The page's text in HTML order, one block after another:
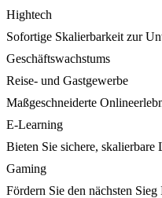
Hightech
Sofortige Skalierbarkeit zur
Geschäftswachstums
Reise- und Gastgewerbe
Maßgeschneiderte
E-Learning
Bieten Sie sichere, skalierbare
Gaming
Fördern Sie den nächsten